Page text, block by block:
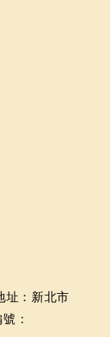
址：新北市
：